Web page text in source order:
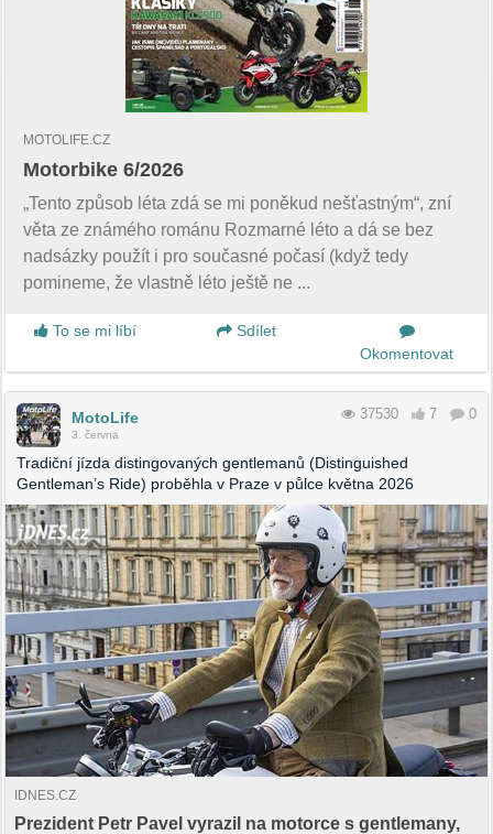
MOTOLIFE.CZ
Motorbike 6/2026
„Tento způsob léta zdá se mi poněkud nešťastným“, zní
věta ze známého románu Rozmarné léto a dá se bez
nadsázky použít i pro současné počasí (když tedy
pomineme, že vlastně léto ještě ne ...
To se mi líbí
Sdílet
Okomentovat
MotoLife
3. června
37530 7 0
Tradiční jízda distingovaných gentlemanů (Distinguished
Gentleman’s Ride) proběhla v Praze v půlce května 2026
IDNES.CZ
Prezident Petr Pavel vyrazil na motorce s gentlemany,